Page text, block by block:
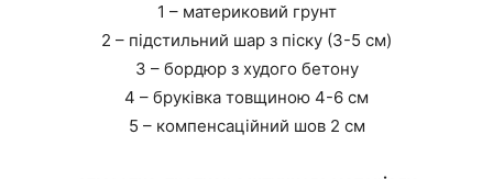
1 – материковий грунт
2 – підстильний шар з піску (3-5 см)
3 – бордюр з худого бетону
4 – бруківка товщиною 4-6 см
5 – компенсаційний шов 2 см